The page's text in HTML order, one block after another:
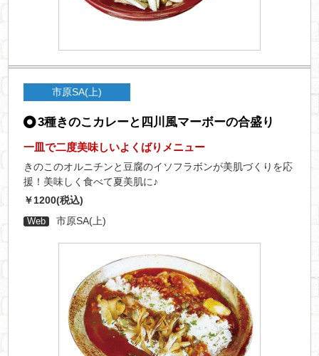
市原SA(上)
3種きのこカレーと四川風マーボーの合盛り
一皿で二度美味しいよくばりメニュー
きのこのオルニチンと豆腐のイソフラボンが美肌づくりを応
援！美味しく食べて夏美肌に♪
￥1200(税込)
Web 市原SA(上)